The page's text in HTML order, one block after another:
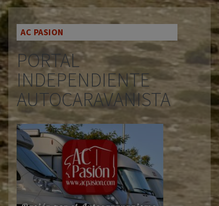
AC PASION
PORTAL
INDEPENDIENTE
AUTOCARAVANISTA